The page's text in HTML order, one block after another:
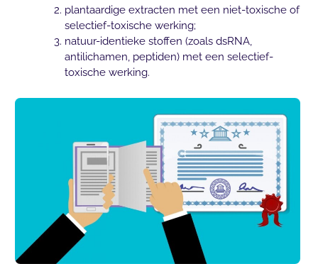
plantaardige extracten met een niet-toxische of
selectief-toxische werking;
natuur-identieke stoffen (zoals dsRNA,
antilichamen, peptiden) met een selectief-
toxische werking.